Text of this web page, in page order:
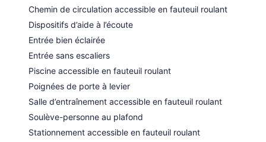
Chemin de circulation accessible en fauteuil roulant
Dispositifs d’aide à l’écoute
Entrée bien éclairée
Entrée sans escaliers
Piscine accessible en fauteuil roulant
Poignées de porte à levier
Salle d’entraînement accessible en fauteuil roulant
Soulève-personne au plafond
Stationnement accessible en fauteuil roulant